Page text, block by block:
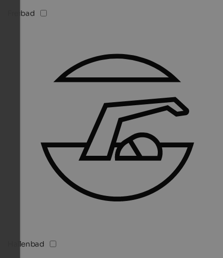
Freibad
Hallenbad